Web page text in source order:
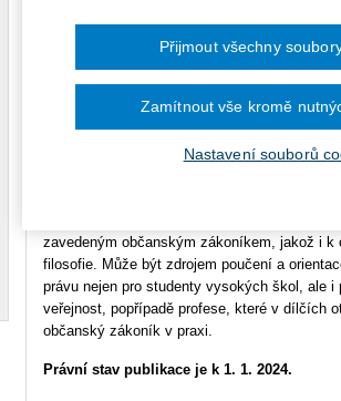
978-80-7676-895-6
Kniha představuje přehlednou základní
instituty. Může být využita i ve výuce dalších
zavedeným občanským zákoníkem, jakož i k
filosofie. Může být zdrojem poučení a
právu nejen pro studenty vysokých škol, ale i
veřejnost, popřípadě profese, které v dílčích
občanský zákoník v praxi.
Právní stav publikace je k 1. 1. 2024.
Nastavení souborů
Zamítnout vše kromě
Přijmout všechny